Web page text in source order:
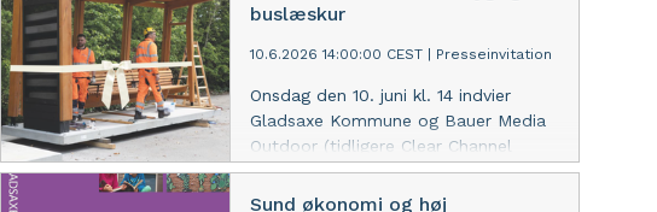
buslæskur
10.6.2026 14:00:00 CEST Presseinvitation
Onsdag den 10. juni kl. 14 indvier
Gladsaxe Kommune og Bauer Media
Outdoor (tidligere Clear Channel
Danmark) officielt Danmarks første
Milestone buslæskærm, som er en ny
Sund økonomi og høj